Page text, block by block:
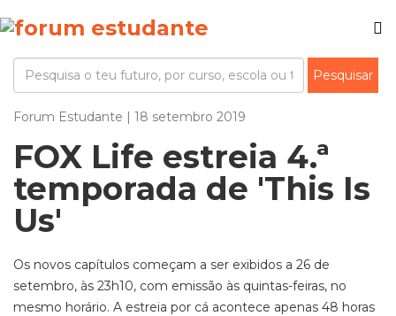
Forum Estudante | 18 setembro 2019
FOX Life estreia 4.ª
temporada de 'This Is
Us'
Os novos capítulos começam a ser exibidos a 26 de
setembro, às 23h10, com emissão às quintas-feiras, no
mesmo horário. A estreia por cá acontece apenas 48 horas